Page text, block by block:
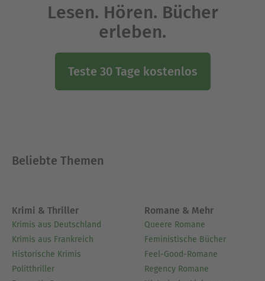
Lesen. Hören. Bücher
erleben.
Teste 30 Tage kostenlos
Beliebte Themen
Krimi & Thriller
Krimis aus Deutschland
Krimis aus Frankreich
Historische Krimis
Politthriller
Romane & Mehr
Queere Romane
Feministische Bücher
Feel-Good-Romane
Regency Romane